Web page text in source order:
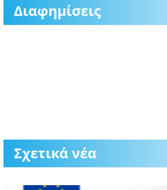
Διαφημίσεις
Σχετικά νέα